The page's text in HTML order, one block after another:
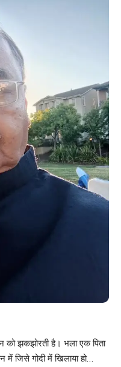
को झकझोरती है। भला एक पिता
जिसे गोदी में खिलाया हो…